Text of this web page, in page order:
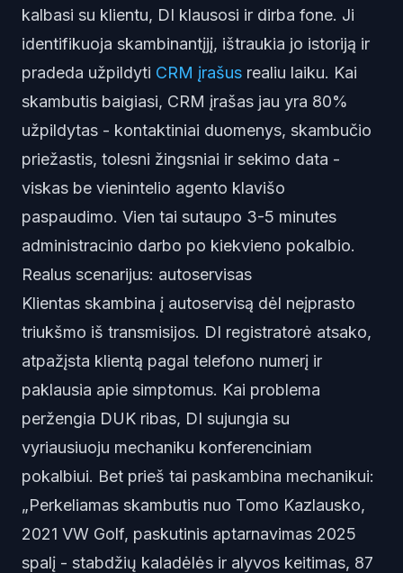
kalbasi su klientu, DI klausosi ir dirba fone. Ji
identifikuoja skambinantįjį, ištraukia jo istoriją ir
pradeda užpildyti CRM įrašus realiu laiku. Kai
skambutis baigiasi, CRM įrašas jau yra 80%
užpildytas - kontaktiniai duomenys, skambučio
priežastis, tolesni žingsniai ir sekimo data -
viskas be vienintelio agento klavišo
paspaudimo. Vien tai sutaupo 3-5 minutes
administracinio darbo po kiekvieno pokalbio.
Realus scenarijus: autoservisas
Klientas skambina į autoservisą dėl neįprasto
triukšmo iš transmisijos. DI registratorė atsako,
atpažįsta klientą pagal telefono numerį ir
paklausia apie simptomus. Kai problema
peržengia DUK ribas, DI sujungia su
vyriausiuoju mechaniku konferenciniam
pokalbiui. Bet prieš tai paskambina mechanikui:
„Perkeliamas skambutis nuo Tomo Kazlausko,
2021 VW Golf, paskutinis aptarnavimas 2025
spalį - stabdžių kaladėlės ir alyvos keitimas, 87